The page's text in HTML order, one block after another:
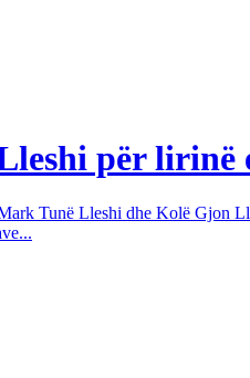
për lirinë
Tunë Lleshi dhe Kolë Gjon